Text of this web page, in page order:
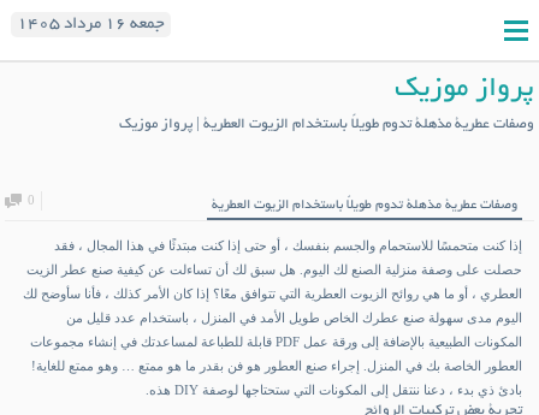
جمعه ۱۶ مرداد ۱۴۰۵
پرواز موزیک
وصفات عطرية مذهلة تدوم طويلاً باستخدام الزيوت العطرية | پرواز موزیک
وصفات عطرية مذهلة تدوم طويلاً باستخدام الزيوت العطرية 0
إذا كنت متحمسًا للاستحمام والجسم بنفسك ، أو حتى إذا كنت مبتدئًا في هذا المجال ، فقد
حصلت على وصفة منزلية الصنع لك اليوم. هل سبق لك أن تساءلت عن كيفيةصنع عطر الزيت
العطري ، أو ما هي روائح الزيوت العطرية التي تتوافق معًا؟ إذا كان الأمر كذلك ، فأنا سأوضح لك
اليوم مدى سهولة صنع عطرك الخاص طويل الأمد في المنزل ، باستخدام عدد قليل من
المكونات الطبيعية بالإضافة إلى ورقة عمل PDF قابلة للطباعة لمساعدتك في إنشاء مجموعات
العطور الخاصة بك في المنزل. إجراء صنع العطور هو فن بقدر ما هو ممتع … وهو ممتع للغاية!
بادئ ذي بدء ، دعنا ننتقل إلى المكونات التي ستحتاجها لوصفة DIY هذه.
تجربة بعض تركيبات الروائح